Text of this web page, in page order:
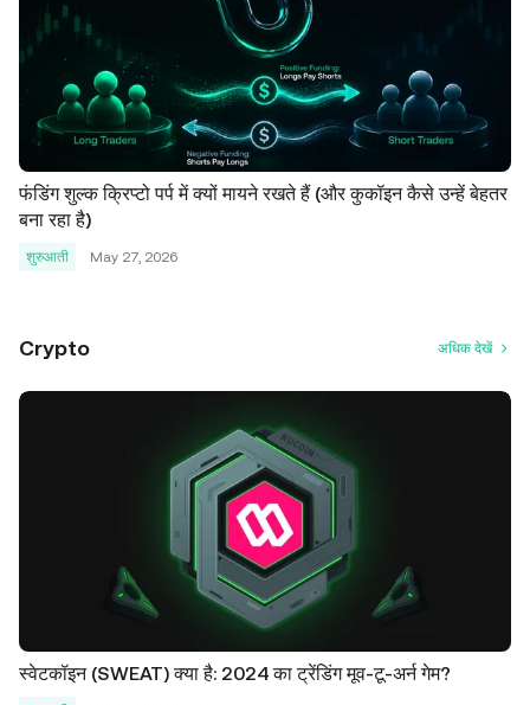
फंडिंग शुल्क क्रिप्टो पर्प में क्यों मायने रखते हैं (और कुकॉइन कैसे उन्हें बेहतर
बना रहा है)
शुरुआती May 27, 2026
Crypto अधिक देखें
स्वेटकॉइन (SWEAT) क्या है: 2024 का ट्रेंडिंग मूव-टू-अर्न गेम?